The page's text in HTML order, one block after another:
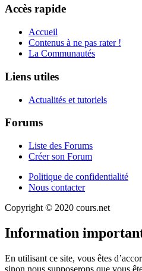
Accès rapide
Accueil
Contenus à ne pas rater !
La Communautés
Liens utiles
Actualités et tutoriels
Forums
Liste des Forums
Créer son Forum
Politique de confidentialité
Nous contacter
Copyright © 2020 cours.net
Information
En utilisant ce site, vous êtes
sinon nous supposerons que vous